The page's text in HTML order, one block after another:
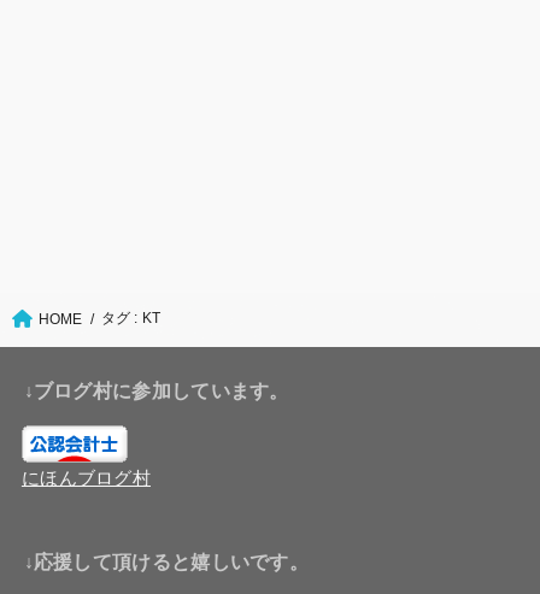
HOME タグ : KT
↓ブログ村に参加しています。
にほんブログ村
↓応援して頂けると嬉しいです。